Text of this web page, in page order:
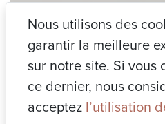
Nous utilisons des
garantir la meilleure
sur notre site. Si vous
ce dernier, nous
acceptez l’utilisation